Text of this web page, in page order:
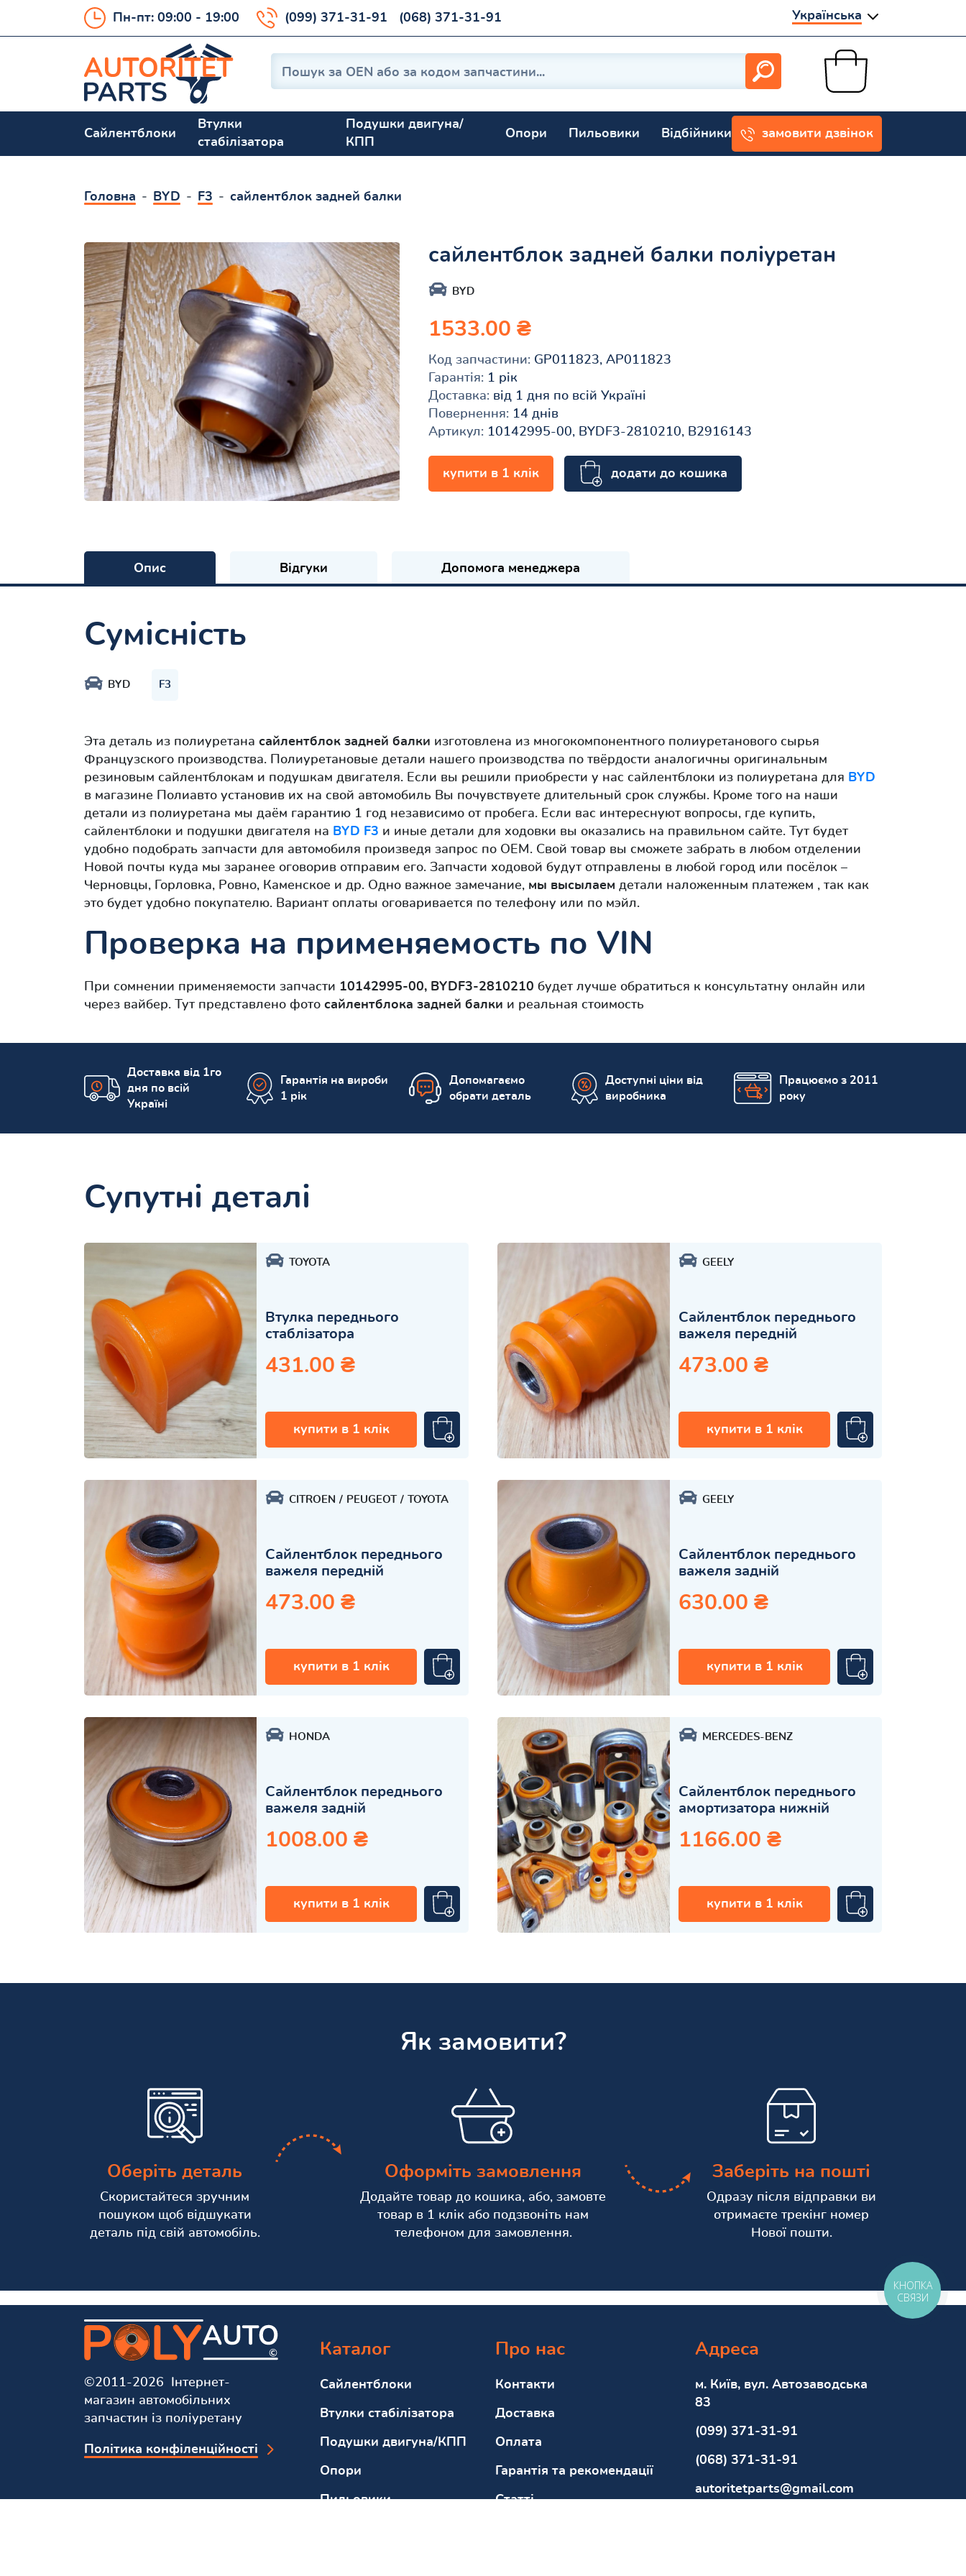
Пн-пт: 09:00 - 19:00 (099) 371-31-91 (068) 371-31-91 Українська
Сайлентблоки
Втулки
стабілізатора
Подушки двигуна/
КПП
Опори Пильовики Відбійники замовити дзвінок
Головна BYD F3 сайлентблок задней балки
сайлентблок задней балки поліуретан
BYD
1533.00 ₴
Код запчастини: GP011823, AP011823
Гарантія: 1 рік
Доставка: від 1 дня по всій Україні
Повернення: 14 днів
Артикул: 10142995-00, BYDF3-2810210, B2916143
купити в 1 клік додати до кошика
Опис Відгуки Допомога менеджера
Сумісність
BYD F3
Эта деталь из полиуретана сайлентблок задней балки изготовлена из многокомпонентного полиуретанового сырья
Французского производства. Полиуретановые детали нашего производства по твёрдости аналогичны оригинальным
резиновым сайлентблокам и подушкам двигателя. Если вы решили приобрести у нас сайлентблоки из полиуретана для BYD
в магазине Полиавто установив их на свой автомобиль Вы почувствуете длительный срок службы. Кроме того на наши
детали из полиуретана мы даём гарантию 1 год независимо от пробега. Если вас интереснуют вопросы, где купить,
сайлентблоки и подушки двигателя на BYD F3 и иные детали для ходовки вы оказались на правильном сайте. Тут будет
удобно подобрать запчасти для автомобиля произведя запрос по OEM. Свой товар вы сможете забрать в любом отделении
Новой почты куда мы заранее оговорив отправим его. Запчасти ходовой будут отправлены в любой город или посёлок –
Черновцы, Горловка, Ровно, Каменское и др. Одно важное замечание, мы высылаем детали наложенным платежем , так как
это будет удобно покупателю. Вариант оплаты оговаривается по телефону или по мэйл.
Проверка на применяемость по VIN
При сомнении применяемости запчасти 10142995-00, BYDF3-2810210 будет лучше обратиться к консультатну онлайн или
через вайбер. Тут представлено фото сайлентблокa задней балки и реальная стоимость
Доставка від 1го
дня по всій
Україні
Гарантія на вироби
1 рік
Допомагаємо
обрати деталь
Доступні ціни від
виробника
Працюємо з 2011
року
Супутні деталі
TOYOTA
Втулка переднього
стаблізатора
431.00 ₴
купити в 1 клік
GEELY
Сайлентблок переднього
важеля передній
473.00 ₴
купити в 1 клік
CITROEN PEUGEOT TOYOTA
Сайлентблок переднього
важеля передній
473.00 ₴
купити в 1 клік
GEELY
Сайлентблок переднього
важеля задній
630.00 ₴
купити в 1 клік
HONDA
Сайлентблок переднього
важеля задній
1008.00 ₴
купити в 1 клік
MERCEDES-BENZ
Сайлентблок переднього
амортизатора нижній
1166.00 ₴
купити в 1 клік
Як замовити?
Оберіть деталь
Скористайтеся зручним
пошуком щоб відшукати
деталь під свій автомобіль.
Оформіть замовлення
Додайте товар до кошика, або, замовте
товар в 1 клік або подзвоніть нам
телефоном для замовлення.
Заберіть на пошті
Одразу після відправки ви
отримаєте трекінг номер
Нової пошти.
©2011-2026 Інтернет-
магазин автомобільних
запчастин із поліуретану
Політика конфіленційності
Каталог
Сайлентблоки
Втулки стабілізатора
Подушки двигуна/КПП
Опори
Пильовики
Про нас
Контакти
Доставка
Оплата
Гарантія та рекомендації
Статті
Адреса
м. Київ, вул. Автозаводська
83
(099) 371-31-91
(068) 371-31-91
autoritetparts@gmail.com
КНОПКА
СВЯЗИ